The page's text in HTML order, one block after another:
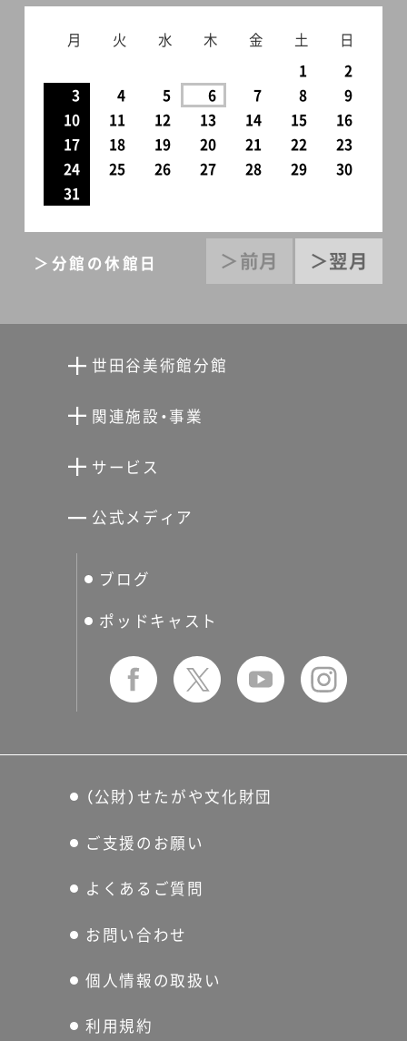
月 火 水 木 金 土 日
1
2
3
4 5 6 7 8
9
10
11 12 13 14 15
16
17
18 19 20 21 22
23
24
25 26 27 28 29
30
31
＞前月 ＞翌月
＞分館の休館日
世田谷美術館分館
向井潤吉アトリエ館
分館スケジュール
関連施設・事業
せたおん
サービス
せたがやアーツカード
友の会
公式メディア
ブログ
ポッドキャスト
（公財）せたがや文化財団
ご支援のお願い
よくあるご質問
お問い合わせ
個人情報の取扱い
利用規約